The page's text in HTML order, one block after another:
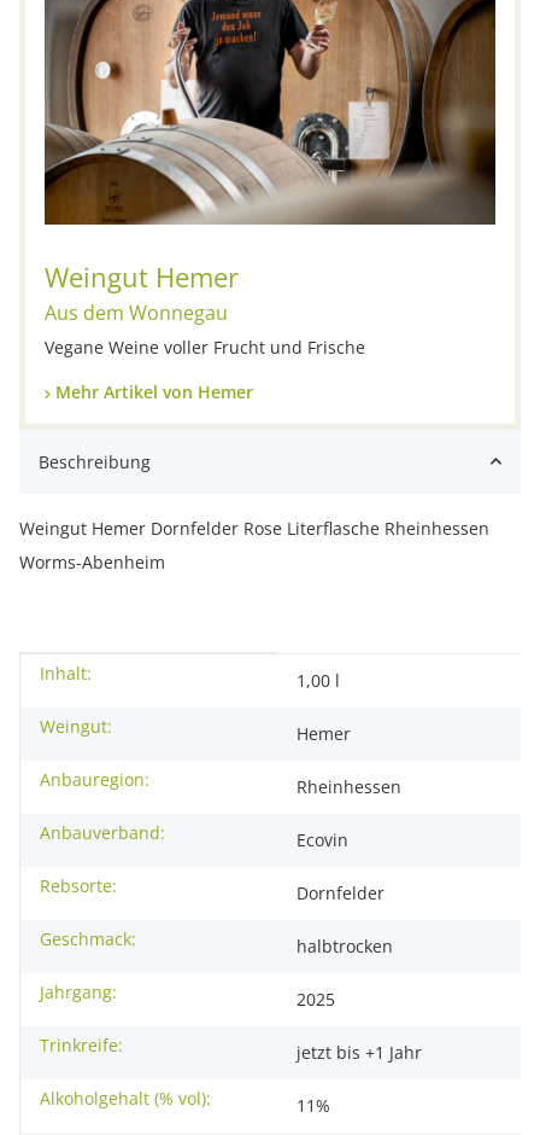
Weingut Hemer
Aus dem Wonnegau
Vegane Weine voller Frucht und Frische
Mehr Artikel von Hemer
Beschreibung
Weingut Hemer Dornfelder Rose Literflasche Rheinhessen
Worms-Abenheim
Produkteigenschaft
Wert
Inhalt:
1,00 l
Weingut:
Hemer
Anbauregion:
Rheinhessen
Anbauverband:
Ecovin
Rebsorte:
Dornfelder
Geschmack:
halbtrocken
Jahrgang:
2025
Trinkreife:
jetzt bis +1 Jahr
Alkoholgehalt (% vol):
11%